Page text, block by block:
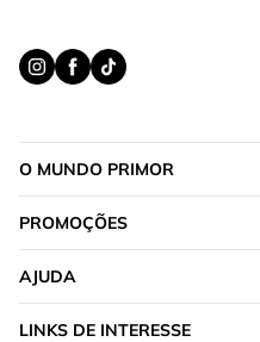
O MUNDO PRIMOR
PROMOÇÕES
AJUDA
LINKS DE INTERESSE